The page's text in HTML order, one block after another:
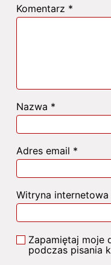
Komentarz *
Nazwa *
Adres email *
Witryna internetowa
Zapamiętaj moje
podczas pisania